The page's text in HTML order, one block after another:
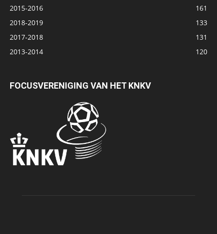
2015-2016
161
2018-2019
133
2017-2018
131
2013-2014
120
FOCUSVERENIGING VAN HET KNKV